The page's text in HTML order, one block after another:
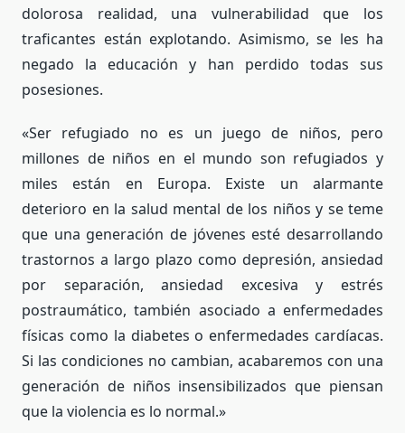
dolorosa realidad, una vulnerabilidad que los
traficantes están explotando. Asimismo, se les ha
negado la educación y han perdido todas sus
posesiones.
«Ser refugiado no es un juego de niños, pero
millones de niños en el mundo son refugiados y
miles están en Europa. Existe un alarmante
deterioro en la salud mental de los niños y se teme
que una generación de jóvenes esté desarrollando
trastornos a largo plazo como depresión, ansiedad
por separación, ansiedad excesiva y estrés
postraumático, también asociado a enfermedades
físicas como la diabetes o enfermedades cardíacas.
Si las condiciones no cambian, acabaremos con una
generación de niños insensibilizados que piensan
que la violencia es lo normal.»